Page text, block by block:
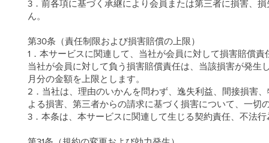
3．前各項に基づく承継により会員または第三者に損害、
ん。
第30条（責任制限および損害賠償の上限）
1．本サービスに関連して、当社が会員に対して損害賠償
当社が会員に対して負う損害賠償責任は、当該損害が発
月分の金額を上限とします。
2．当社は、理由のいかんを問わず、逸失利益、間接損害
よる損害、第三者からの請求に基づく損害について、一切
3．本条は、本サービスに関連して生じる契約責任、不法